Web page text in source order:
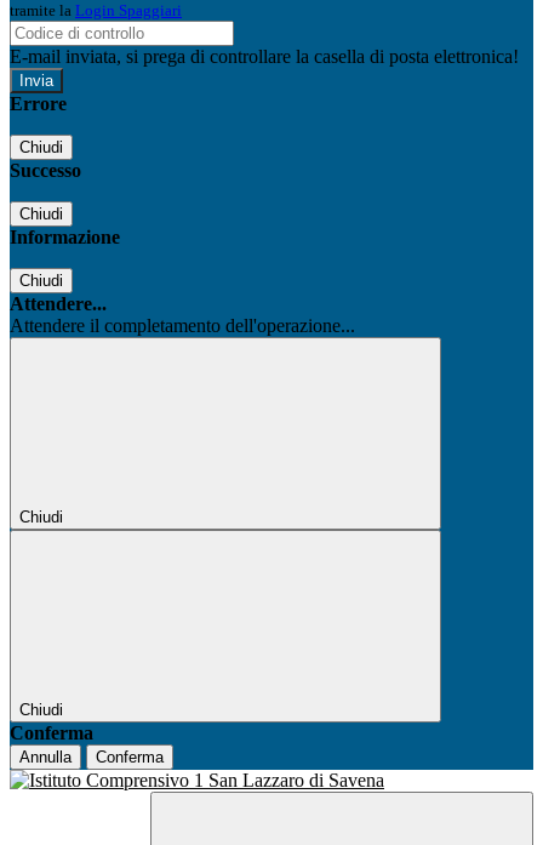
tramite la Login Spaggiari
E-mail inviata, si prega di controllare la casella di posta elettronica!
Errore
Chiudi
Successo
Chiudi
Informazione
Chiudi
Attendere...
Attendere il completamento dell'operazione...
Chiudi
Chiudi
Conferma
Annulla Conferma